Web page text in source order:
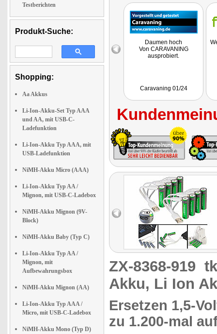
Testberichten
Produkt-Suche:
Shopping:
Aa Akkus
Li-Ion-Akku-Set Typ AAA
und AA, mit USB-C-
Ladefunktion
Li-Ion-Akku Typ AAA, mit
USB-Ladefunktion
NiMH-Akku Micro (AAA)
Li-Ion-Akku Typ AA /
Mignon, mit USB-C-Ladebox
NiMH-Akku Mignon (9V-
Block)
NiMH-Akku Baby (Typ C)
Li-Ion-Akku Typ AA /
Mignon, mit
Aufbewahrungsbox
NiMH-Akku Mignon (AA)
Li-Ion-Akku Typ AAA /
Micro, mit USB-C-Ladebox
NiMH-Akku Mono (Typ D)
Daumen hoch
Von CARAVANING
ausprobiert.
Caravaning 01/24
ZX-8368-919
Akku, Li Ion
Ersetzen 1,5-
zu 1.200-mal